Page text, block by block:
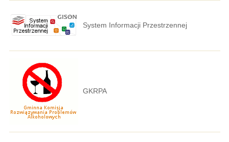
System Informacji Przestrzennej
GKRPA